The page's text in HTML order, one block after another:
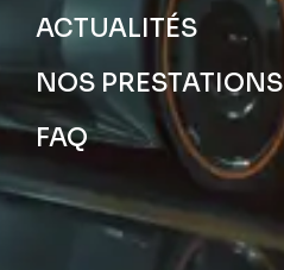
ACTUALITÉS
NOS PRESTATIONS
FAQ